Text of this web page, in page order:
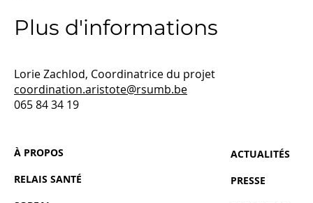
Plus d'informations
Lorie Zachlod, Coordinatrice du projet
coordination.aristote@rsumb.be
065 84 34 19
À PROPOS
RELAIS SANTÉ
ACTUALIT​ÉS
PRESSE